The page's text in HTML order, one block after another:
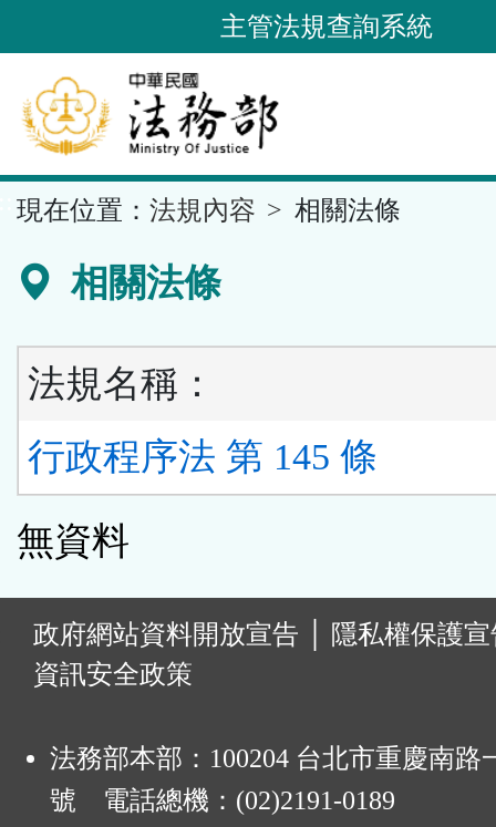
到
要
內
容
區
主管法規查詢系統
現在位置： 法規內容 相關法條
相關法條
法規名稱：
行政程序法 第 145 條
無資料
政府網站資料開放宣告
隱私權保護
資訊安全政策
法務部本部：100204 台北市重慶南路
號 電話總機：(02)2191-0189